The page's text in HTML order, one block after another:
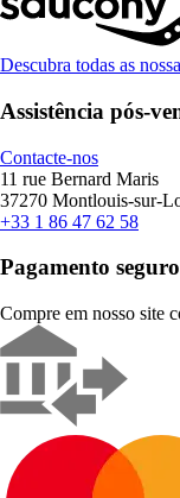
Descubra todas as
Assistência pós-
Contacte-nos
11 rue Bernard Maris
37270 Montlouis-sur-
+33 1 86 47 62 58
Pagamento seguro
Compre em nosso site